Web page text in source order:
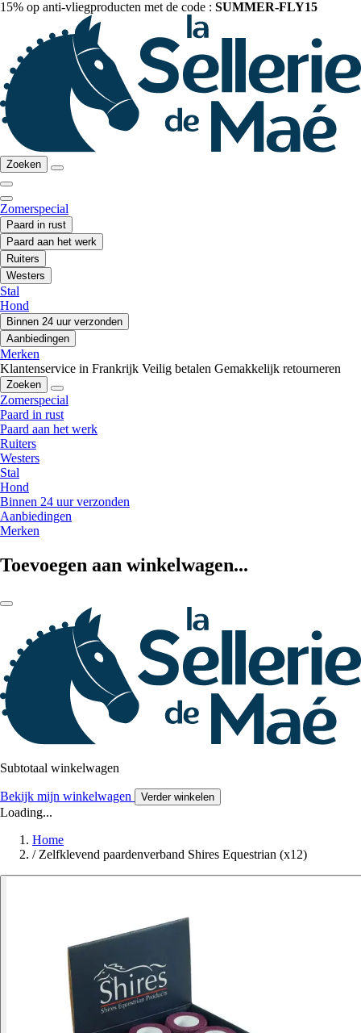
15% op anti-vliegproducten met de code : SUMMER-FLY15
Zoeken
Zomerspecial
Paard in rust
Paard aan het werk
Ruiters
Westers
Stal
Hond
Binnen 24 uur verzonden
Aanbiedingen
Merken
Klantenservice in Frankrijk Veilig betalen Gemakkelijk retourneren
Zoeken
Zomerspecial
Paard in rust
Paard aan het werk
Ruiters
Westers
Stal
Hond
Binnen 24 uur verzonden
Aanbiedingen
Merken
Toevoegen aan winkelwagen...
Subtotaal winkelwagen
Bekijk mijn winkelwagen Verder winkelen
Loading...
Home
/ Zelfklevend paardenverband Shires Equestrian (x12)